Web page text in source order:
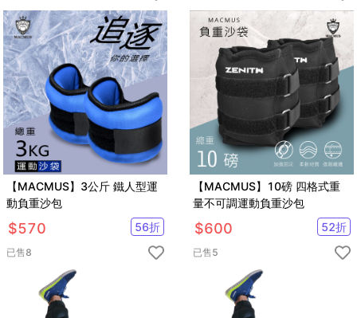
【MACMUS】3公斤 鐵人型運
動負重沙包
$570 56折
已售8
【MACMUS】10磅 四格式重
量不可調運動負重沙包
$600 52折
已售5